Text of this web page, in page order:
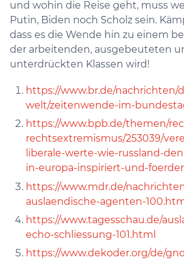
und wohin die Reise geht, muss
Putin, Biden noch Scholz sein.
dass es die Wende hin zu einem
der arbeitenden, ausgebeuteten
unterdrückten Klassen wird!
https://www.br.de/nachrichten/
welt/zeitenwende-im-
https://www.bpb.de/themen/
rechtsextremismus/253039/
liberale-werte-wie-russland-
in-europa-inspiriert-und-
https://www.mdr.de/
auslaendische-agenten-
https://www.tagesschau.de/
echo-schliessung-101.html
https://www.dekoder.org/de/